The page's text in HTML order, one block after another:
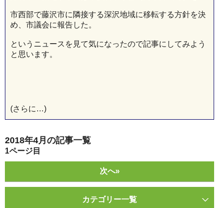
市西部で藤沢市に隣接する深沢地域に移転する方針を決
め、市議会に報告した。
というニュースを見て気になったので記事にしてみよう
と思います。
(さらに…)
2018年4月の記事一覧
1ページ目
次へ»
カテゴリー一覧